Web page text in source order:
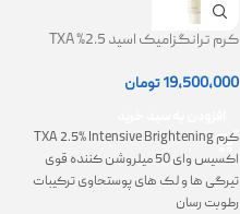
کرم ترانگزامیک اسید 2.5% TXA
19,500,000تومان
کرم TXA 2.5% Intensive Brightening
اکسیس وای 50 میلروشن کننده قوی
تیرگی ها و لک های پوستحاوی ترکیبات
رطوبت رسان